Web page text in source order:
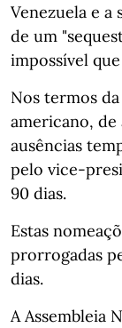
Venezuela e a
de um
impossível
Nos termos
americano,
ausências
pelo vice-
90 dias.
Estas
prorrogadas
dias.
A Assembleia